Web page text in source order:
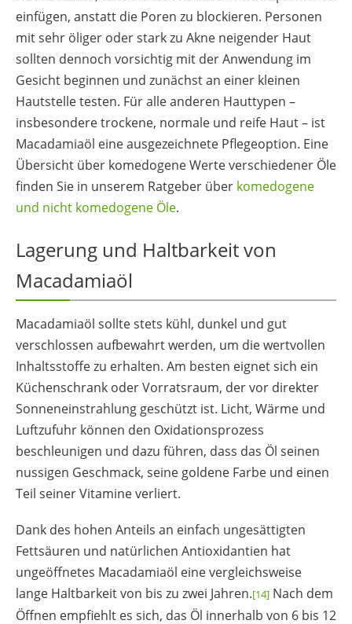
einfügen, anstatt die Poren zu blockieren. Personen
mit sehr öliger oder stark zu Akne neigender Haut
sollten dennoch vorsichtig mit der Anwendung im
Gesicht beginnen und zunächst an einer kleinen
Hautstelle testen. Für alle anderen Hauttypen –
insbesondere trockene, normale und reife Haut – ist
Macadamiaöl eine ausgezeichnete Pflegeoption. Eine
Übersicht über komedogene Werte verschiedener Öle
finden Sie in unserem Ratgeber über komedogene
und nicht komedogene Öle.
Lagerung und Haltbarkeit von
Macadamiaöl
Macadamiaöl sollte stets kühl, dunkel und gut
verschlossen aufbewahrt werden, um die wertvollen
Inhaltsstoffe zu erhalten. Am besten eignet sich ein
Küchenschrank oder Vorratsraum, der vor direkter
Sonneneinstrahlung geschützt ist. Licht, Wärme und
Luftzufuhr können den Oxidationsprozess
beschleunigen und dazu führen, dass das Öl seinen
nussigen Geschmack, seine goldene Farbe und einen
Teil seiner Vitamine verliert.
Dank des hohen Anteils an einfach ungesättigten
Fettsäuren und natürlichen Antioxidantien hat
ungeöffnetes Macadamiaöl eine vergleichsweise
lange Haltbarkeit von bis zu zwei Jahren.[14] Nach dem
Öffnen empfiehlt es sich, das Öl innerhalb von 6 bis 12